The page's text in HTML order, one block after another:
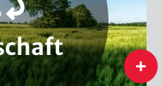
Nachhaltige Lieferketten
flip